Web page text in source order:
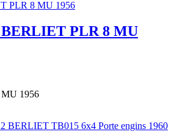
PLR 8 MU
1956